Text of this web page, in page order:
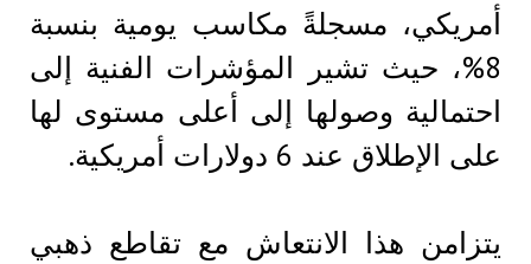
أمريكي، مسجلةً مكاسب يومية بنسبة
8%، حيث تشير المؤشرات الفنية إلى
احتمالية وصولها إلى أعلى مستوى لها
على الإطلاق عند 6 دولارات أمريكية.
يتزامن هذا الانتعاش مع تقاطع ذهبي